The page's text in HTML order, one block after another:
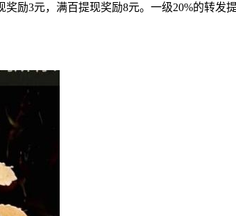
励3元，满百提现奖励8元。一级20%的转